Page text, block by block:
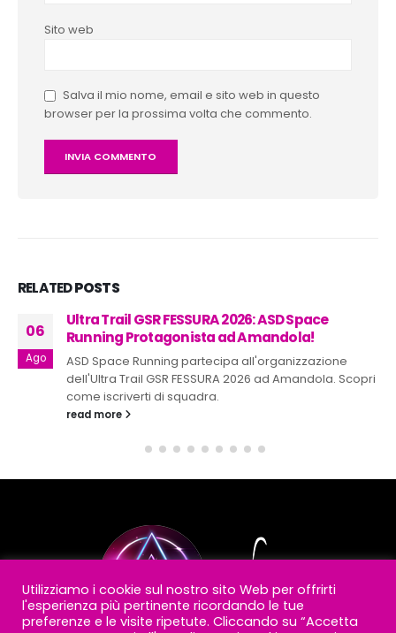
Sito web
Salva il mio nome, email e sito web in questo
browser per la prossima volta che commento.
RELATEDPOSTS
06
Ago
Ultra Trail GSR FESSURA 2026: ASD Space
Running Protagonista ad Amandola!
ASD Space Running partecipa all'organizzazione
dell'Ultra Trail GSR FESSURA 2026 ad Amandola. Scopri
come iscriverti di squadra.
read more
Utilizziamo i cookie sul nostro sito Web per offrirti
l'esperienza più pertinente ricordando le tue
preferenze e le visite ripetute. Cliccando su “Accetta